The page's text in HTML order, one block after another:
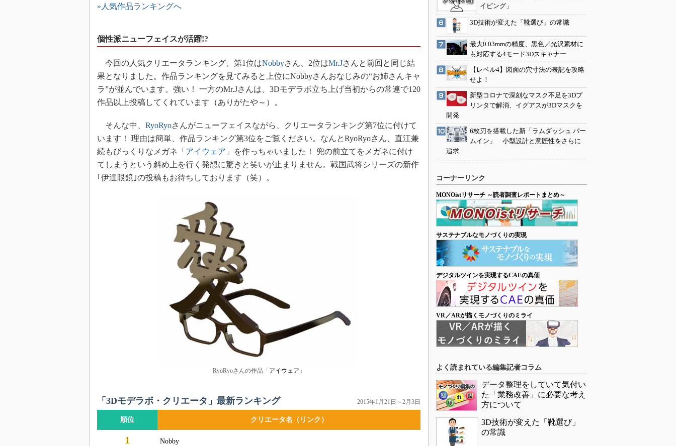
海外生産
グローバル設計・開発
»人気作品ランキングへ
個性派ニューフェイスが活躍!?
今回の人気クリエータランキング、第1位はNobbyさん、2位はMr.Jさんと前回と同じ結
果となりました。作品ランキングを見てみると上位にNobbyさんおなじみの“お姉さんキャ
ラ”が並んでいます。強い！ 一方のMr.Jさんは、3Dモデラボ立ち上げ当初からの常連で120
作品以上投稿してくれています（ありがたや～）。
そんな中、 RyoRyoさんがニューフェイスながら、クリエータランキング第7位に付けて
います！ 理由は簡単、作品ランキング第3位をご覧ください。なんとRyoRyoさん、直江兼
続もびっくりなメガネ「 アイウェア 」を作っちゃいました！ 兜の前立てをメガネに付け
てしまうという斜め上を行く発想に驚きと笑いが止まりません。戦国武将シリーズの新作
｢伊達眼鏡｣の投稿もお待ちしております（笑）。
RyoRyoさんの作品「 アイウェア 」
「3Dモデラボ・クリエータ」最新ランキング 2015年1月21日～2月3日
順位 クリエータ名（リンク）
1 Nobby
イピング」
3D技術が変えた「靴選び」の常識
最大0.03mmの精度、黒色／光沢素材に
も対応する4モード3Dスキャナー
【レベル4】図面の穴寸法の表記を攻略
せよ！
新型コロナで深刻なマスク不足を3Dプ
リンタで解消、イグアスが3Dマスクを
開発
6枚刃を搭載した新「ラムダッシュ パー
ムイン」 小型設計と意匠性をさらに
追求
コーナーリンク
MONOistリサーチ ～読者調査レポートまとめ～
サステナブルなモノづくりの実現
デジタルツインを実現するCAEの真価
VR／ARが描くモノづくりのミライ
よく読まれている編集記者コラム
データ整理をしていて気付い
た「業務改善」に必要な考え
方について
3D技術が変えた「靴選び」
の常識